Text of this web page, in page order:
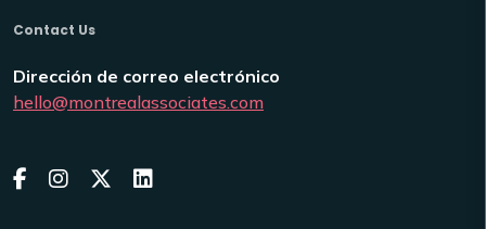
Contact Us
Dirección de correo electrónico
hello@montrealassociates.com